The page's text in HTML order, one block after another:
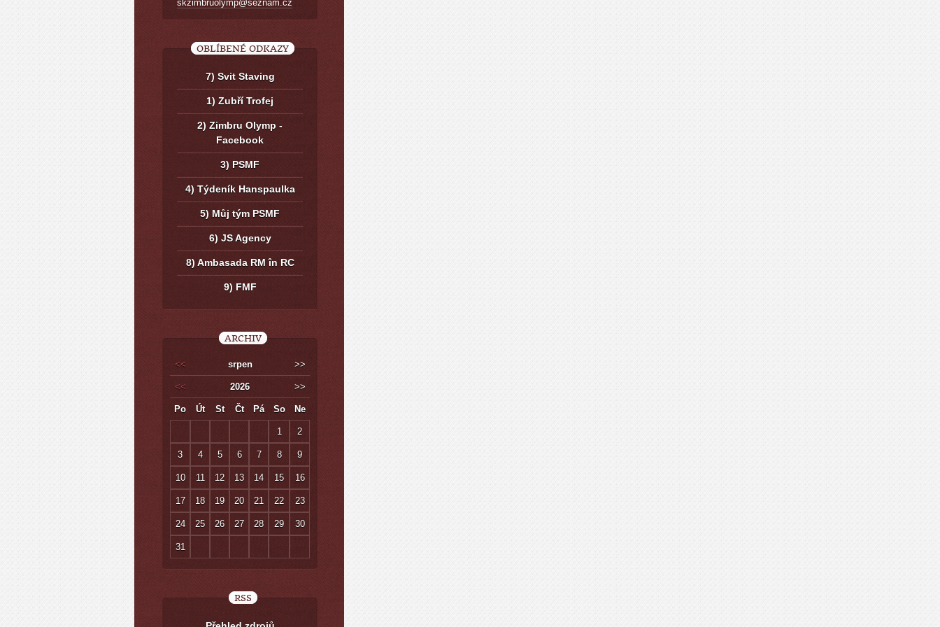
skzimbruolymp@seznam.cz
OBLÍBENÉ ODKAZY
7) Svit Staving
1) Zubří Trofej
2) Zimbru Olymp -
Facebook
3) PSMF
4) Týdeník Hanspaulka
5) Můj tým PSMF
6) JS Agency
8) Ambasada RM în RC
9) FMF
ARCHIV
<< srpen >>
<< 2026 >>
Po Út St Čt Pá So Ne
1 2
3 4 5 6 7 8 9
10 11 12 13 14 15 16
17 18 19 20 21 22 23
24 25 26 27 28 29 30
31
RSS